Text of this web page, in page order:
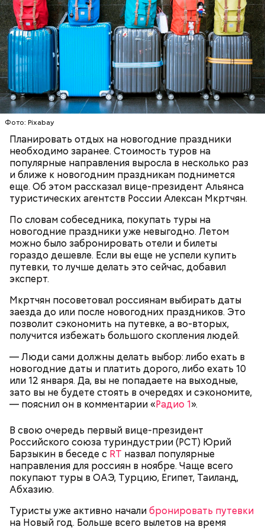
Фото: Pixabay
Планировать отдых на новогодние праздники
необходимо заранее. Стоимость туров на
популярные направления выросла в несколько раз
и ближе к новогодним праздникам поднимется
еще. Об этом рассказал вице-президент Альянса
туристических агентств России Алексан Мкртчян.
По словам собеседника, покупать туры на
новогодние праздники уже невыгодно. Летом
можно было забронировать отели и билеты
гораздо дешевле. Если вы еще не успели купить
путевки, то лучше делать это сейчас, добавил
эксперт.
Мкртчян посоветовал россиянам выбирать даты
заезда до или после новогодних праздников. Это
позволит сэкономить на путевке, а во-вторых,
получится избежать большого скопления людей.
— Люди сами должны делать выбор: либо ехать в
новогодние даты и платить дорого, либо ехать 10
или 12 января. Да, вы не попадаете на выходные,
зато вы не будете стоять в очередях и сэкономите,
— пояснил он в комментарии «Радио 1».
В свою очередь первый вице-президент
Российского союза туриндустрии (РСТ) Юрий
Барзыкин в беседе с RT назвал популярные
направления для россиян в ноябре. Чаще всего
покупают туры в ОАЭ, Турцию, Египет, Таиланд,
Абхазию.
Туристы уже активно началибронировать путевки
на Новый год. Больше всего вылетов на время
Однако диетолог предупредила: не для всех дыня
может быть полезна. В первую очередь ее стоит
есть с осторожностью людям:
с сахарным диабетом;
лишним весом.
— Наиболее распространенные борщ, щи, котлеты,
салаты, лаваш с творогом и сыром, пироги, омлет,
узнала у врача — эндокринолога-диетолога
Натальи Лазуренко,как правильно есть эту ягоду
пользой для здоровья.